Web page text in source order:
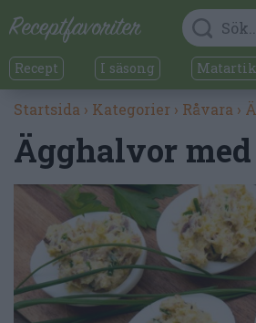
Recept I säsong
Startsida › Kategorier › Råvara ›
Ägghalvor